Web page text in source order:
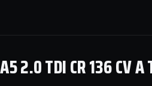
2.0 TDI CR 136 CV A